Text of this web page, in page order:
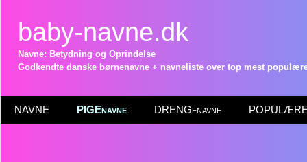
baby-navne.dk
Navne: Betydning og Oprindelse
Godkendte danske børnenavne + navneliste over top mest
NAVNE PIGEnavne DRENGenavne POPULÆRE